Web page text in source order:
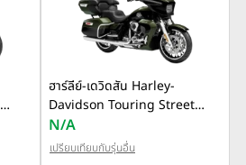
ฮาร์ลีย์-เดวิดสัน Harley-
Davidson Touring Street
Glide Limited ปี 2026
N/A
เปรียบเทียบกับรุ่นอื่น